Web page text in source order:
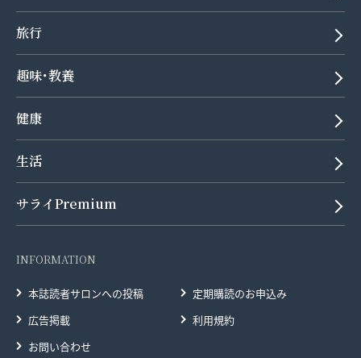
旅行
趣味･教養
健康
生活
サライPremium
INFORMATION
本誌読者サロンへの投稿
定期購読のお申込み
広告掲載
利用規約
お問い合わせ